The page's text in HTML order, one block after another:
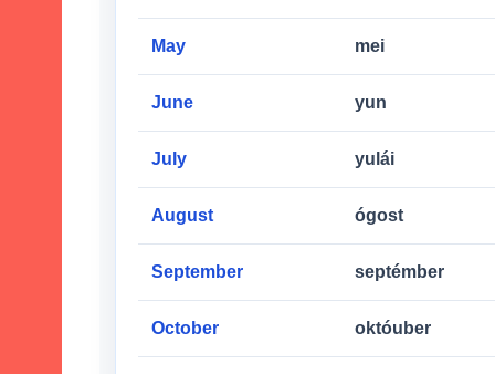
May mei
June yun
July yulái
August ógost
September septémber
October októuber